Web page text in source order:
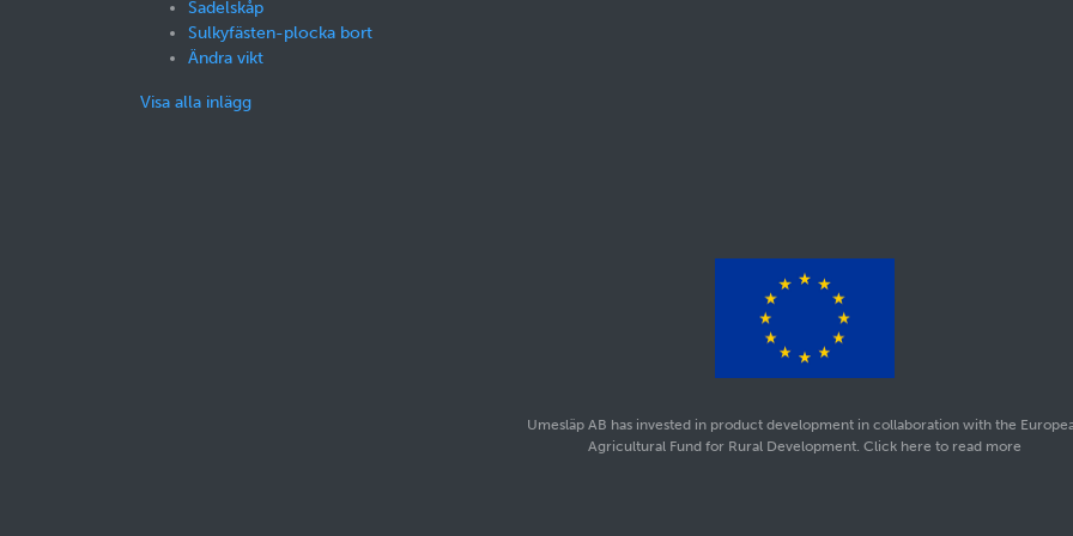
Sadelskåp
Sulkyfästen-plocka bort
Ändra vikt
Visa alla inlägg
Umesläp AB has invested in product development in collaboration with the
Agricultural Fund for Rural Development. Click here to read more